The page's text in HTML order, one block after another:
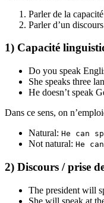
Parler de la
Parler d’un
1) Capacité
Do you speak
She speaks three
He doesn’t speak
Dans ce sens, on
Natural: He can
Not natural: He
2) Discours / prise
The president will
She will speak at